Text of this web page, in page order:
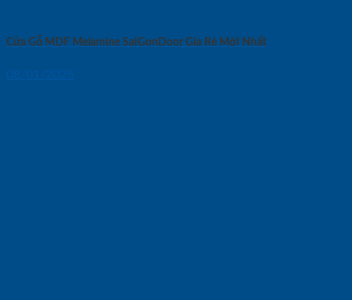
Cửa Gỗ MDF Melamine SaiGonDoor Gía Rẻ Mới Nhất
08/01/2025